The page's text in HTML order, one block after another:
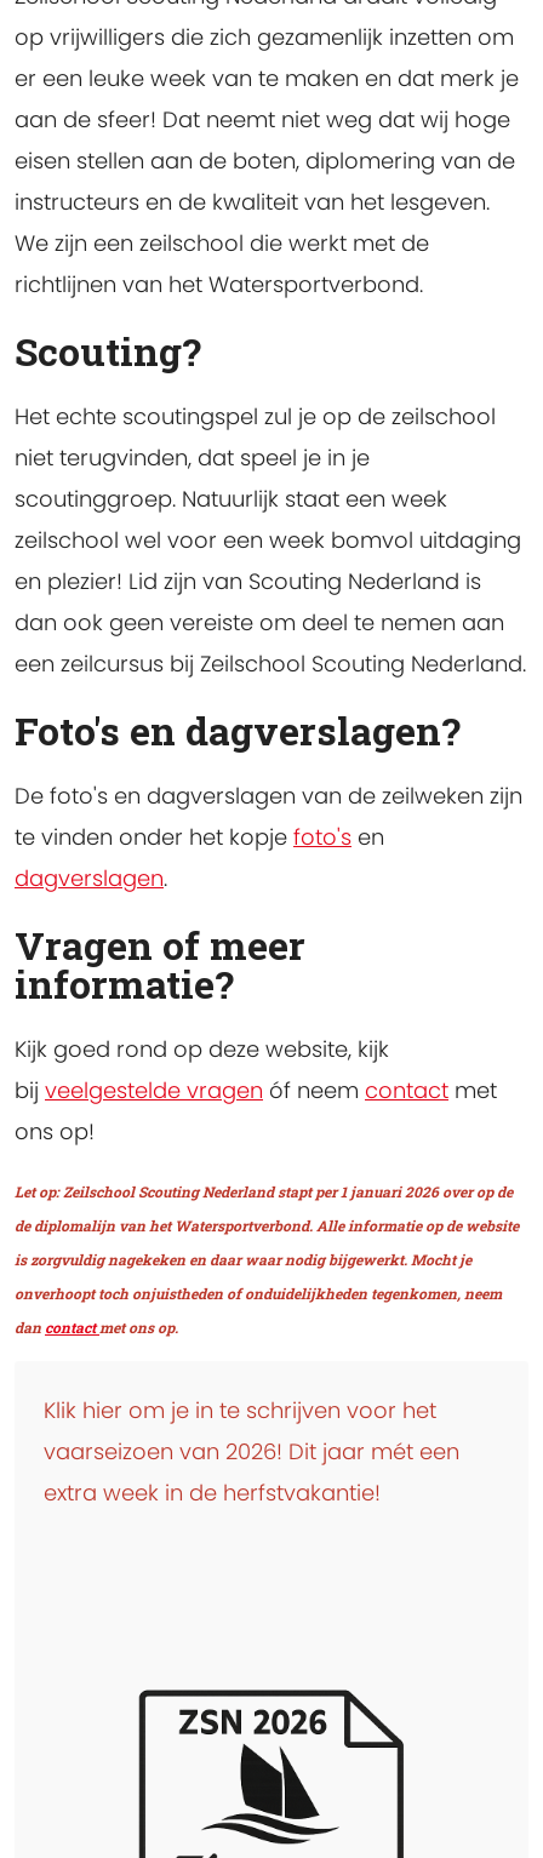
op vrijwilligers die zich gezamenlijk inzetten om
er een leuke week van te maken en dat merk je
aan de sfeer! Dat neemt niet weg dat wij hoge
eisen stellen aan de boten, diplomering van de
instructeurs en de kwaliteit van het lesgeven.
We zijn een zeilschool die werkt met de
richtlijnen van het Watersportverbond.
Scouting?
Het echte scoutingspel zul je op de zeilschool
niet terugvinden, dat speel je in je
scoutinggroep. Natuurlijk staat een week
zeilschool wel voor een week bomvol uitdaging
en plezier! Lid zijn van Scouting Nederland is
dan ook geen vereiste om deel te nemen aan
een zeilcursus bij Zeilschool Scouting Nederland.
Foto's en dagverslagen?
De foto's en dagverslagen van de zeilweken zijn
te vinden onder het kopje foto's en
dagverslagen.
Vragen of meer
informatie?
Kijk goed rond op deze website, kijk
bij veelgestelde vragen óf neem contact met
ons op!
Let op: Zeilschool Scouting Nederland stapt per 1 januari 2026 over op de
de diplomalijn van het Watersportverbond. Alle informatie op de website
is zorgvuldig nagekeken en daar waar nodig bijgewerkt. Mocht je
onverhoopt toch onjuistheden of onduidelijkheden tegenkomen, neem
dan contactmet ons op.
Klik hier om je in te schrijven voor het
vaarseizoen van 2026! Dit jaar mét een
extra week in de herfstvakantie!